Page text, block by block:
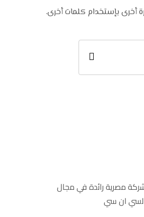
أخرى بإستخدام كلمات أخرى.
ﻣﺻرﯾﺔ راﺋدة ﻓﻲ ﻣﺟﺎل